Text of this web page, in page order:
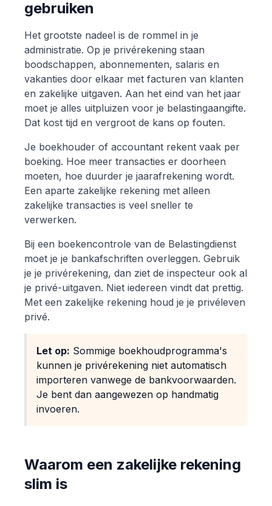
gebruiken
Het grootste nadeel is de rommel in je
administratie. Op je privérekening staan
boodschappen, abonnementen, salaris en
vakanties door elkaar met facturen van klanten
en zakelijke uitgaven. Aan het eind van het jaar
moet je alles uitpluizen voor je belastingaangifte.
Dat kost tijd en vergroot de kans op fouten.
Je boekhouder of accountant rekent vaak per
boeking. Hoe meer transacties er doorheen
moeten, hoe duurder je jaarafrekening wordt.
Een aparte zakelijke rekening met alleen
zakelijke transacties is veel sneller te
verwerken.
Bij een boekencontrole van de Belastingdienst
moet je je bankafschriften overleggen. Gebruik
je je privérekening, dan ziet de inspecteur ook al
je privé-uitgaven. Niet iedereen vindt dat prettig.
Met een zakelijke rekening houd je je privéleven
privé.
Let op: Sommige boekhoudprogramma's
kunnen je privérekening niet automatisch
importeren vanwege de bankvoorwaarden.
Je bent dan aangewezen op handmatig
invoeren.
Waarom een zakelijke rekening
slim is